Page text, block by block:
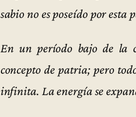
sabio no es poseído por esta
En un período bajo de la
concepto de patria; pero
infinita. La energía se